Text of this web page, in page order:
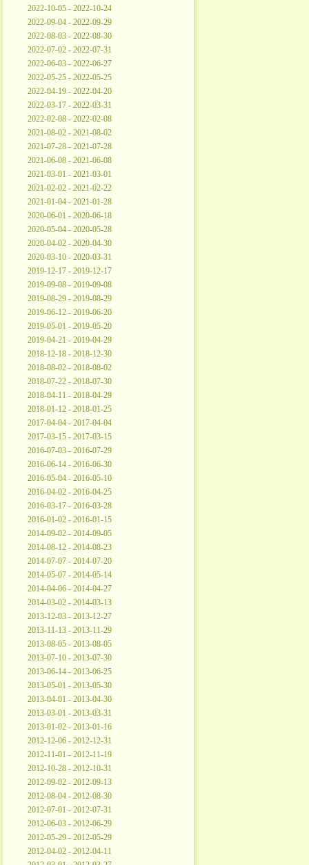
2022-10-05 - 2022-10-24
2022-09-04 - 2022-09-29
2022-08-03 - 2022-08-30
2022-07-02 - 2022-07-31
2022-06-03 - 2022-06-27
2022-05-25 - 2022-05-25
2022-04-19 - 2022-04-20
2022-03-17 - 2022-03-31
2022-02-08 - 2022-02-08
2021-08-02 - 2021-08-02
2021-07-28 - 2021-07-28
2021-06-08 - 2021-06-08
2021-03-01 - 2021-03-01
2021-02-02 - 2021-02-22
2021-01-04 - 2021-01-28
2020-06-01 - 2020-06-18
2020-05-04 - 2020-05-28
2020-04-02 - 2020-04-30
2020-03-10 - 2020-03-31
2019-12-17 - 2019-12-17
2019-09-08 - 2019-09-08
2019-08-29 - 2019-08-29
2019-06-12 - 2019-06-20
2019-05-01 - 2019-05-20
2019-04-21 - 2019-04-29
2018-12-18 - 2018-12-30
2018-08-02 - 2018-08-02
2018-07-22 - 2018-07-30
2018-04-11 - 2018-04-29
2018-01-12 - 2018-01-25
2017-04-04 - 2017-04-04
2017-03-15 - 2017-03-15
2016-07-03 - 2016-07-29
2016-06-14 - 2016-06-30
2016-05-04 - 2016-05-10
2016-04-02 - 2016-04-25
2016-03-17 - 2016-03-28
2016-01-02 - 2016-01-15
2014-09-02 - 2014-09-05
2014-08-12 - 2014-08-23
2014-07-07 - 2014-07-20
2014-05-07 - 2014-05-14
2014-04-06 - 2014-04-27
2014-03-02 - 2014-03-13
2013-12-03 - 2013-12-27
2013-11-13 - 2013-11-29
2013-08-05 - 2013-08-05
2013-07-10 - 2013-07-30
2013-06-14 - 2013-06-25
2013-05-01 - 2013-05-30
2013-04-01 - 2013-04-30
2013-03-01 - 2013-03-31
2013-01-02 - 2013-01-16
2012-12-06 - 2012-12-31
2012-11-01 - 2012-11-19
2012-10-28 - 2012-10-31
2012-09-02 - 2012-09-13
2012-08-04 - 2012-08-30
2012-07-01 - 2012-07-31
2012-06-03 - 2012-06-29
2012-05-29 - 2012-05-29
2012-04-02 - 2012-04-11